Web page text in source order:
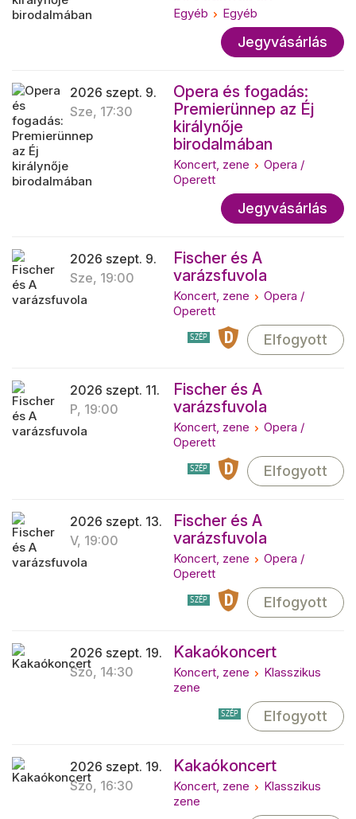
Egyéb Egyéb
Jegyvásárlás
2026 szept. 9.
Sze, 17:30
Opera és fogadás:
Premierünnep az Éj
királynője
birodalmában
Koncert, zene
Opera /
Operett
Jegyvásárlás
2026 szept. 9.
Sze, 19:00
Fischer és A
varázsfuvola
Koncert, zene
Opera /
Operett
SZÉP Elfogyott
2026 szept. 11.
P, 19:00
Fischer és A
varázsfuvola
Koncert, zene
Opera /
Operett
SZÉP Elfogyott
2026 szept. 13.
V, 19:00
Fischer és A
varázsfuvola
Koncert, zene
Opera /
Operett
SZÉP Elfogyott
2026 szept. 19.
Szo, 14:30
Kakaókoncert
Koncert, zene
Klasszikus
zene
SZÉP Elfogyott
2026 szept. 19.
Szo, 16:30
Kakaókoncert
Koncert, zene
Klasszikus
zene